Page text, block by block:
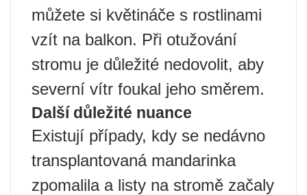
můžete si květináče s rostlinami
vzít na balkon. Při otužování
stromu je důležité nedovolit, aby
severní vítr foukal jeho směrem.
Další důležité nuance
Existují případy, kdy se nedávno
transplantovaná mandarinka
zpomalila a listy na stromě začaly